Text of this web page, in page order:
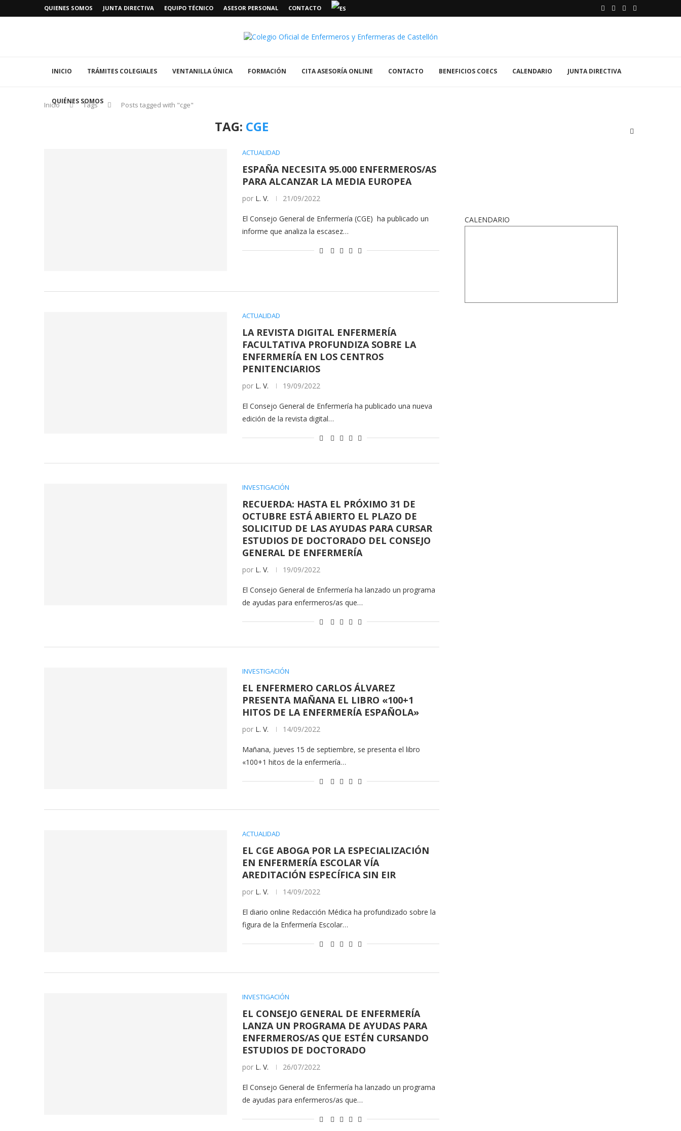
QUIENES SOMOS JUNTA DIRECTIVA EQUIPO TÉCNICO ASESOR PERSONAL CONTACTO
INICIO TRÁMITES COLEGIALES VENTANILLA ÚNICA FORMACIÓN CITA ASESORÍA ONLINE CONTACTO BENEFICIOS COECS CALENDARIO JUNTA DIRECTIVA
QUIÉNES SOMOS
Inicio Tags Posts tagged with "cge"
TAG: CGE
ACTUALIDAD
ESPAÑA NECESITA 95.000 ENFERMEROS/AS
PARA ALCANZAR LA MEDIA EUROPEA
por L. V. 21/09/2022
El Consejo General de Enfermería (CGE) ha publicado un
informe que analiza la escasez…
ACTUALIDAD
LA REVISTA DIGITAL ENFERMERÍA
FACULTATIVA PROFUNDIZA SOBRE LA
ENFERMERÍA EN LOS CENTROS
PENITENCIARIOS
por L. V. 19/09/2022
El Consejo General de Enfermería ha publicado una nueva
edición de la revista digital…
INVESTIGACIÓN
RECUERDA: HASTA EL PRÓXIMO 31 DE
OCTUBRE ESTÁ ABIERTO EL PLAZO DE
SOLICITUD DE LAS AYUDAS PARA CURSAR
ESTUDIOS DE DOCTORADO DEL CONSEJO
GENERAL DE ENFERMERÍA
por L. V. 19/09/2022
El Consejo General de Enfermería ha lanzado un programa
de ayudas para enfermeros/as que…
INVESTIGACIÓN
EL ENFERMERO CARLOS ÁLVAREZ
PRESENTA MAÑANA EL LIBRO «100+1
HITOS DE LA ENFERMERÍA ESPAÑOLA»
por L. V. 14/09/2022
Mañana, jueves 15 de septiembre, se presenta el libro
«100+1 hitos de la enfermería…
ACTUALIDAD
EL CGE ABOGA POR LA ESPECIALIZACIÓN
EN ENFERMERÍA ESCOLAR VÍA
AREDITACIÓN ESPECÍFICA SIN EIR
por L. V. 14/09/2022
El diario online Redacción Médica ha profundizado sobre la
figura de la Enfermería Escolar…
INVESTIGACIÓN
EL CONSEJO GENERAL DE ENFERMERÍA
LANZA UN PROGRAMA DE AYUDAS PARA
ENFERMEROS/AS QUE ESTÉN CURSANDO
ESTUDIOS DE DOCTORADO
por L. V. 26/07/2022
El Consejo General de Enfermería ha lanzado un programa
de ayudas para enfermeros/as que…
CALENDARIO